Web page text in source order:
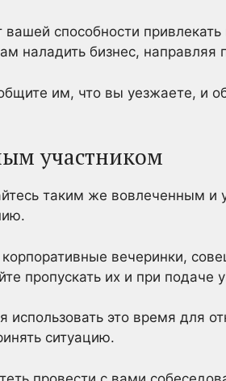
вашей способности
наладить бизнес, направляя
им, что вы уезжаете, и
участником
таким же вовлеченным
вечеринки,
пропускать их и при подаче
это время для
ситуацию.